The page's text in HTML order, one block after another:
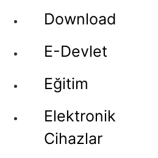
Download
E-Devlet
Eğitim
Elektronik
Cihazlar